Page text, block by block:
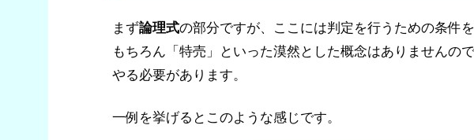
まず論理式の部分ですが、ここには判定を行うための条件
もちろん「特売」といった漠然とした概念はありませんの
やる必要があります。
一例を挙げるとこのような感じです。